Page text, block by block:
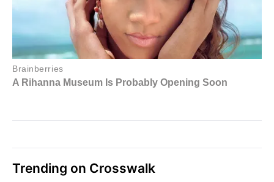
Trending on Crosswalk